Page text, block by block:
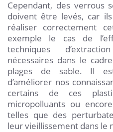
Cependant, des verrous
doivent être levés, car
réaliser correctement
exemple le cas de
techniques
nécessaires dans le
plages de sable. Il
d’améliorer nos
certains de ces
micropolluants ou
telles que des
leur vieillissement dans le